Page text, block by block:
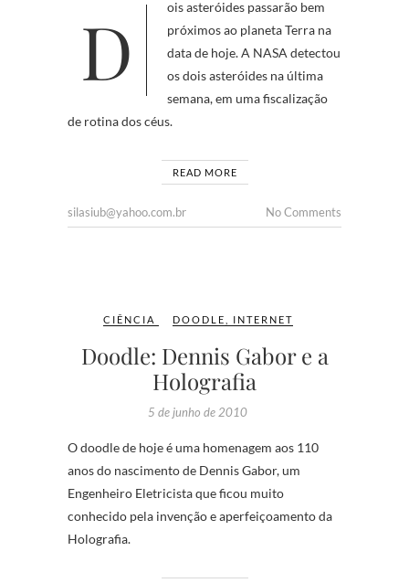
Dois asteróides passarão bem
próximos ao planeta Terra na
data de hoje. A NASA detectou
os dois asteróides na última
semana, em uma fiscalização
de rotina dos céus.
READ MORE
silasiub@yahoo.com.br No Comments
CIÊNCIA DOODLE INTERNET
Doodle: Dennis Gabor e a
Holografia
5 de junho de 2010
O doodle de hoje é uma homenagem aos 110
anos do nascimento de Dennis Gabor, um
Engenheiro Eletricista que ficou muito
conhecido pela invenção e aperfeiçoamento da
Holografia.